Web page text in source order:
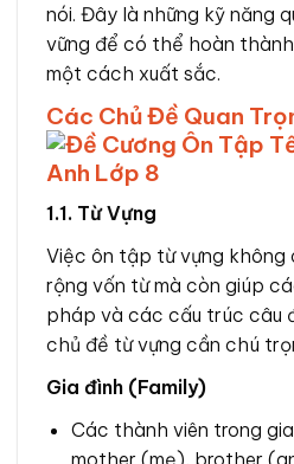
nói. Đây là những kỹ năng
vững để có thể hoàn
một cách xuất sắc.
Các Chủ Đề Quan
1.1. Từ Vựng
Việc ôn tập từ vựng không
rộng vốn từ mà còn giúp
pháp và các cấu trúc câu
chủ đề từ vựng cần chú
Gia đình (Family)
Các thành viên trong